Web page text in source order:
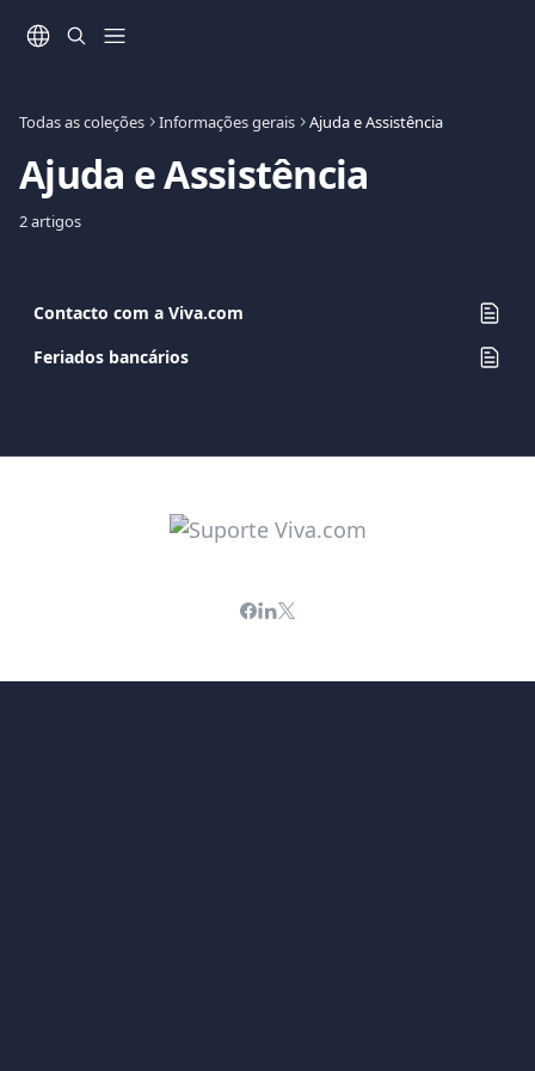
Todas as coleções Informações gerais Ajuda e Assistência
Ajuda e Assistência
2 artigos
Contacto com a Viva.com
Feriados bancários